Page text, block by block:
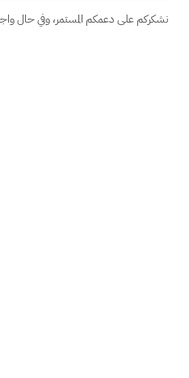
نشكركم على دعمكم المستمر، وفي حال